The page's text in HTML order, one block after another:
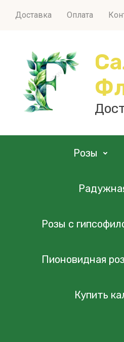
Доставка Оплата
Розы
Розы с
Пионовидная
Купить